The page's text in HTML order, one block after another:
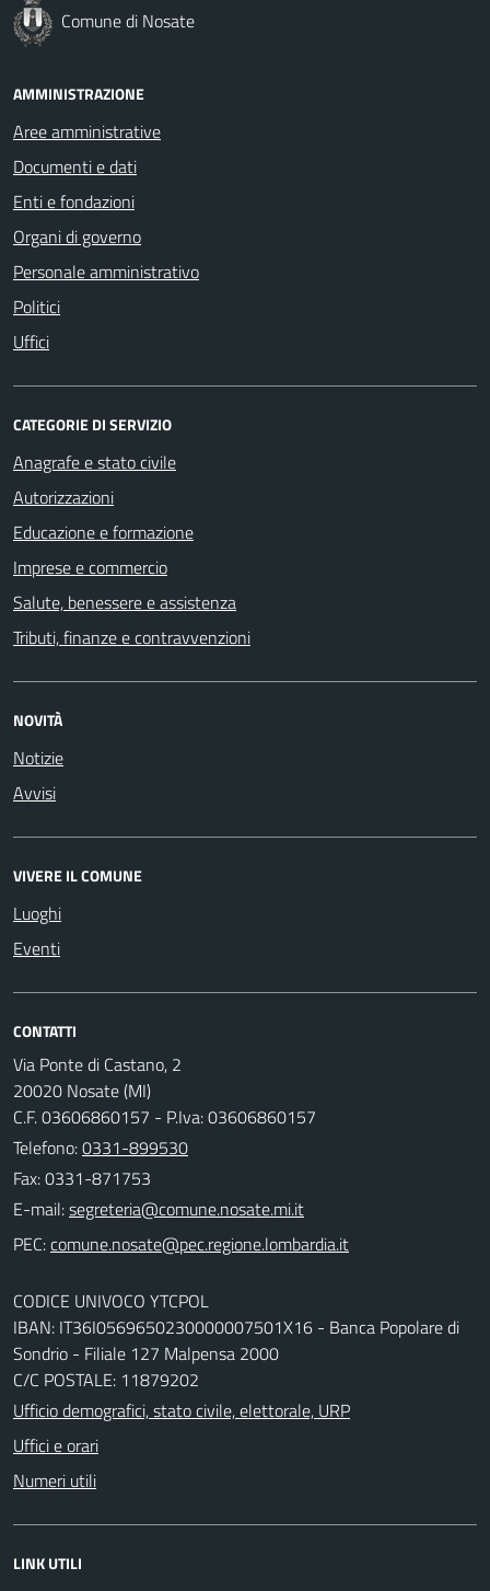
Comune di Nosate
AMMINISTRAZIONE
Aree amministrative
Documenti e dati
Enti e fondazioni
Organi di governo
Personale amministrativo
Politici
Uffici
CATEGORIE DI SERVIZIO
Anagrafe e stato civile
Autorizzazioni
Educazione e formazione
Imprese e commercio
Salute, benessere e assistenza
Tributi, finanze e contravvenzioni
NOVITÀ
Notizie
Avvisi
VIVERE IL COMUNE
Luoghi
Eventi
CONTATTI
Via Ponte di Castano, 2
20020 Nosate (MI)
C.F. 03606860157 - P.Iva: 03606860157
Telefono:0331-899530
Fax: 0331-871753
E-mail:
PEC:
CODICE UNIVOCO YTCPOL
IBAN: IT36I0569650230000007501X16 - Banca Popolare di
Sondrio - Filiale 127 Malpensa 2000
C/C POSTALE: 11879202
Ufficio demografici, stato civile, elettorale, URP
Uffici e orari
Numeri utili
LINK UTILI